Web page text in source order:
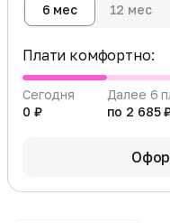
6 мес 12 мес
Плати комфортно:
Сегодня
0 ₽
Далее 6
по 2 685